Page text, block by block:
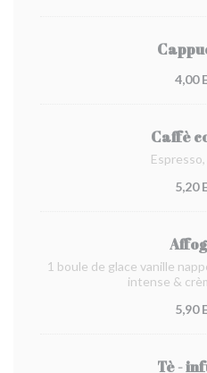
4,00
Caffè
5,20
1 boule de glace vanille
intense &
5,90
Tè -